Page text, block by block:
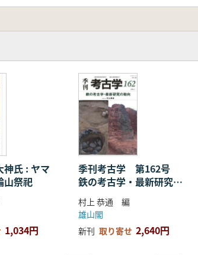
氏 : ヤマ
山祭祀
1,034円
季刊考古学 第162号
鉄の考古学・最新研究の
動向
村上 恭通 編
雄山閣
新刊 取り寄せ 2,640円